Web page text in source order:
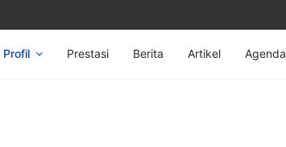
Profil Prestasi Berita Artikel Agenda